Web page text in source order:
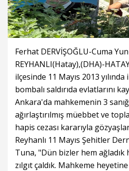
Ferhat DERVİŞOĞLU-Cuma
REYHANLI(Hatay),(DHA)-
ilçesinde 11 Mayıs 2013
bombalı saldırıda evlatlarını
Ankara'da mahkemenin 3
ağırlaştırılmış müebbet ve
hapis cezası kararıyla
Reyhanlı 11 Mayıs Şehitler
Tuna, "Dün bizler hem ağladık
zılgıt çaldık. Mahkeme